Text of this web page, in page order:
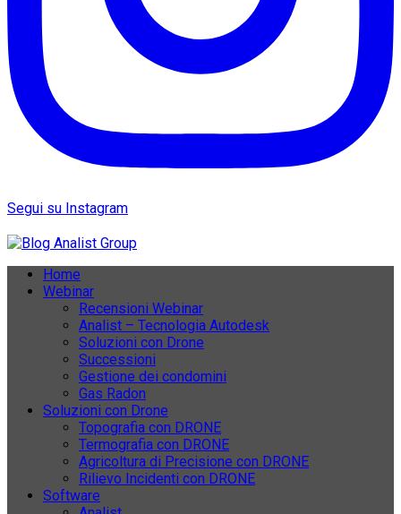
Segui su Instagram
Home
Webinar
Recensioni Webinar
Analist – Tecnologia Autodesk
Soluzioni con Drone
Successioni
Gestione dei condomini
Gas Radon
Soluzioni con Drone
Topografia con DRONE
Termografia con DRONE
Agricoltura di Precisione con DRONE
Rilievo Incidenti con DRONE
Software